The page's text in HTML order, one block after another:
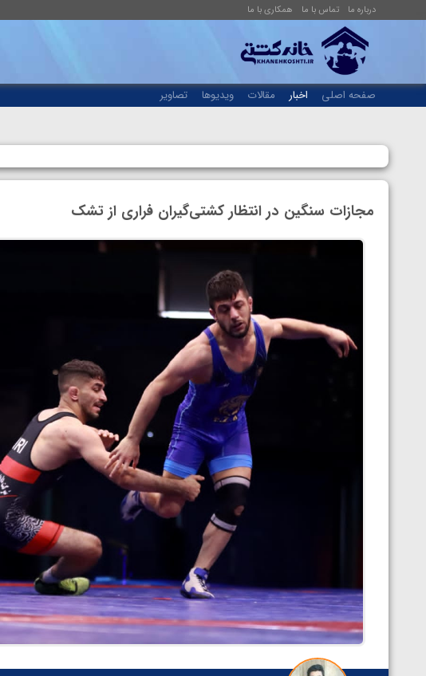
درباره ما تماس با ما همکاری با ما
صفحه اصلی اخبار مقالات ویدیوها تصاویر
مجازات سنگین در انتظار کشتی‌گیران فراری از تشک